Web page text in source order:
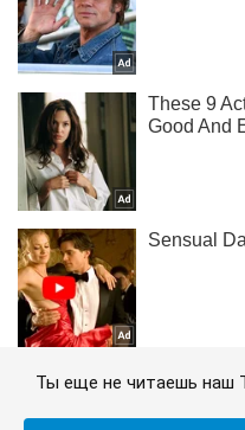
Ты еще не читаешь наш